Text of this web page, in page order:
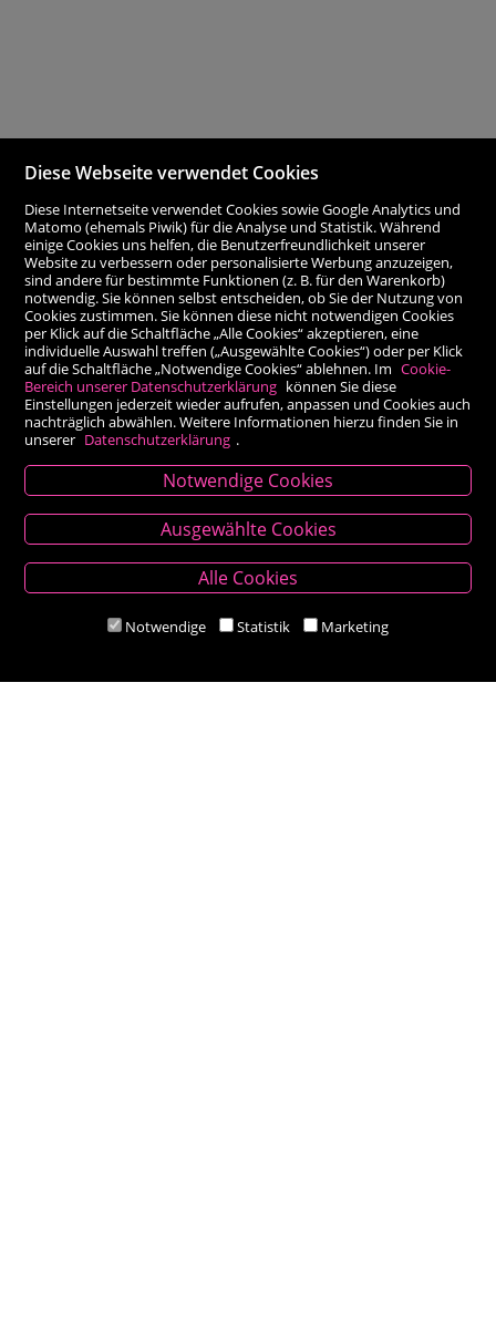
Kontakt
Besold Buch-Papier
Hauptplatz 14, 9300 St. Veit an der Glan
M:bestellung@besold.at
Diese Webseite verwendet Cookies
Diese Internetseite verwendet Cookies sowie Google Analytics und
Matomo (ehemals Piwik) für die Analyse und Statistik. Während
einige Cookies uns helfen, die Benutzerfreundlichkeit unserer
Website zu verbessern oder personalisierte Werbung anzuzeigen,
sind andere für bestimmte Funktionen (z. B. für den Warenkorb)
notwendig. Sie können selbst entscheiden, ob Sie der Nutzung von
Cookies zustimmen. Sie können diese nicht notwendigen Cookies
per Klick auf die Schaltfläche „Alle Cookies“ akzeptieren, eine
individuelle Auswahl treffen („Ausgewählte Cookies“) oder per Klick
auf die Schaltfläche „Notwendige Cookies“ ablehnen. Im Cookie-
Bereich unserer Datenschutzerklärung können Sie diese
Einstellungen jederzeit wieder aufrufen, anpassen und Cookies auch
nachträglich abwählen. Weitere Informationen hierzu finden Sie in
unserer Datenschutzerklärung .
Notwendige Cookies
Ausgewählte Cookies
Alle Cookies
Notwendige Statistik Marketing